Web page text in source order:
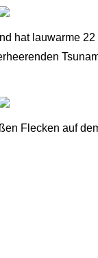
hat lauwarme
Flecken auf